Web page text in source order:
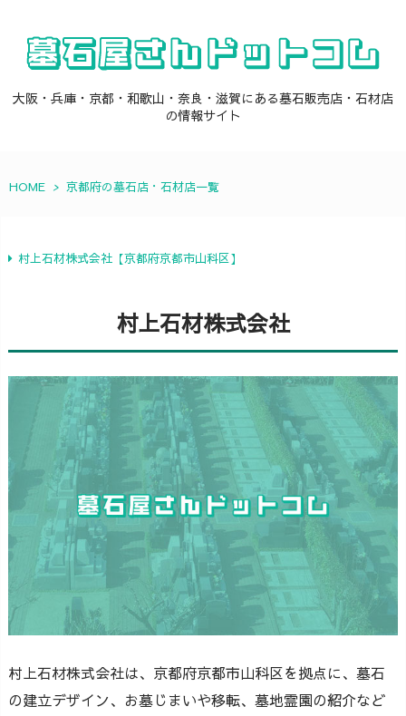
大阪・兵庫・京都・和歌山・奈良・滋賀にある墓石販売店・石材店
の情報サイト
HOME > 京都府の墓石店・石材店一覧
村上石材株式会社【京都府京都市山科区】
村上石材株式会社
村上石材株式会社は、京都府京都市山科区を拠点に、墓石
の建立デザイン、お墓じまいや移転、墓地霊園の紹介など